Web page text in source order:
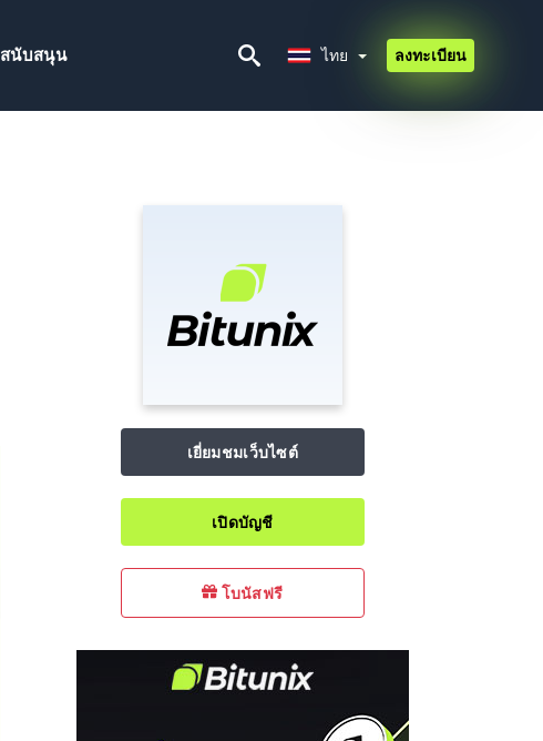
สนับสนุน ไทย ลงทะเบียน
เยี่ยมชมเว็บไซต์
เปิดบัญชี
โบนัสฟรี